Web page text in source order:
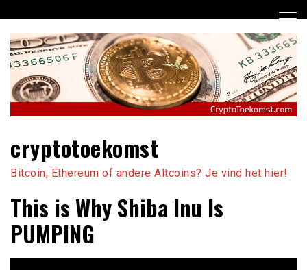
naar
inhoud
cryptotoekomst
Bitcoin, Ethereum of andere Altcoins? Je vind het hier!
This is Why Shiba Inu Is
PUMPING